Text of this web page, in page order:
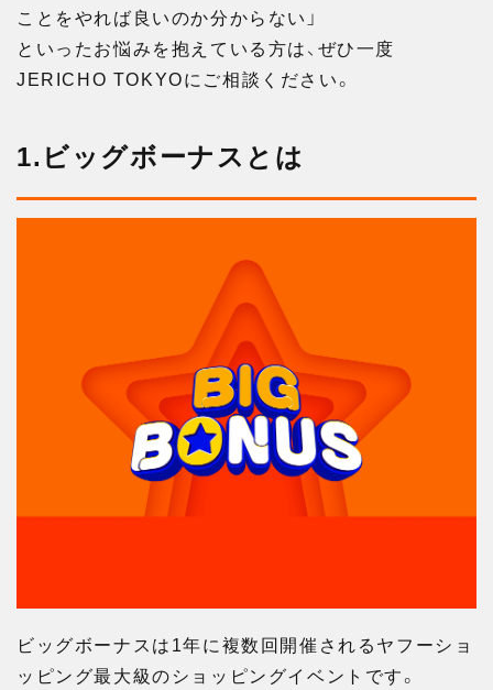
ことをやれば良いのか分からない」
といったお悩みを抱えている方は、ぜひ一度
JERICHO TOKYOにご相談ください。
1.ビッグボーナスとは
ビッグボーナスは1年に複数回開催されるヤフーショ
ッピング最大級のショッピングイベントです。